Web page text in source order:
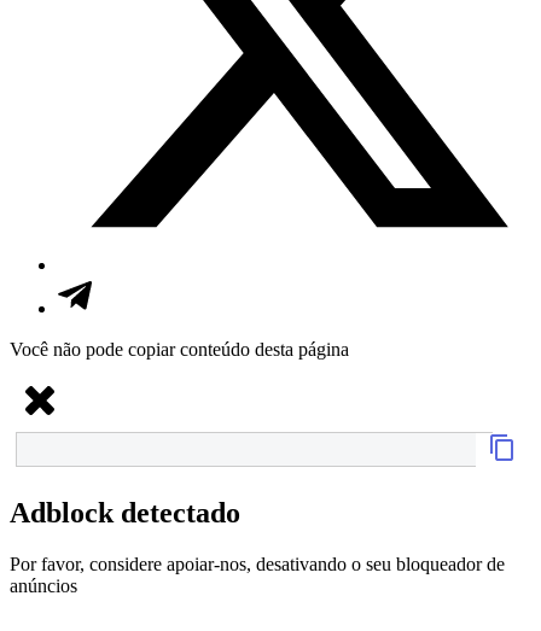
Você não pode copiar conteúdo desta página
Adblock detectado
Por favor, considere apoiar-nos, desativando o seu bloqueador de
anúncios